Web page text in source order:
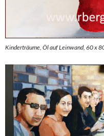
Kinderträume, Öl auf Leinwand, 60 x